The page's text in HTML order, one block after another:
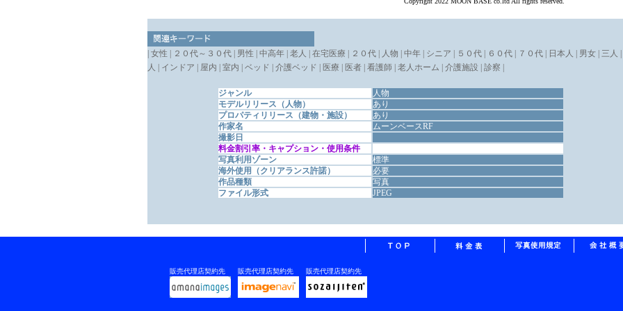
| 女性 | ２０代～３０代 | 男性 | 中高年 | 老人 | 在宅医療 | ２０代 | 人物 | 中年 | シニア | ５０代 | ６０代 | ７０代 | 日本人 | 男女 | 三人
人 | インドア | 屋内 | 室内 | ベッド | 介護ベッド | 医療 | 医者 | 看護師 | 老人ホーム | 介護施設 | 診察 |
ジャンル
人物
モデルリリース（人物）
あり
プロパティリリース（建物・施設）
あり
作家名
ムーンベースRF
撮影日
料金割引率・キャプション・使用条件
写真利用ゾーン
標準
海外使用（クリアランス許諾）
必要
作品種類
写真
ファイル形式
JPEG
販売代理店契約先 販売代理店契約先 販売代理店契約先